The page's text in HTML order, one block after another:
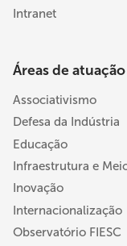
Intranet
Áreas de atuação
Associativismo
Defesa da Indústria
Educação
Infraestrutura e
Inovação
Internacionalização
Observatório FIESC